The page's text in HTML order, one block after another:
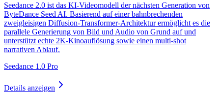
Seedance 2.0 ist das KI-Videomodell der nächsten Generation von
ByteDance Seed AI. Basierend auf einer bahnbrechenden
zweigleisigen Diffusion-Transformer-Architektur ermöglicht es die
parallele Generierung von Bild und Audio von Grund auf und
unterstützt echte 2K-Kinoauflösung sowie einen multi-shot
narrativen Ablauf.
Seedance 1.0 Pro
Details anzeigen